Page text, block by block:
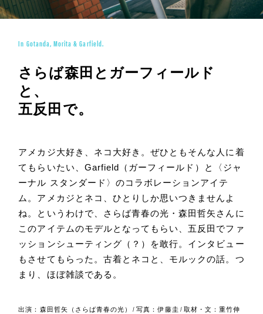
In Gotanda, Morita & Garfield.
さらば森田とガーフィールド
と、
五反田で。
アメカジ大好き、ネコ大好き。ぜひともそんな人に着
てもらいたい、Garfield（ガーフィールド）と〈ジャ
ーナル スタンダード〉のコラボレーションアイテ
ム。アメカジとネコ、ひとりしか思いつきませんよ
ね。というわけで、さらば青春の光・森田哲矢さんに
このアイテムのモデルとなってもらい、五反田でファ
ッションシューティング（？）を敢行。インタビュー
もさせてもらった。古着とネコと、モルックの話。つ
まり、ほぼ雑談である。
出演：森田哲矢（さらば青春の光） / 写真：伊藤圭 / 取材・文：重竹伸